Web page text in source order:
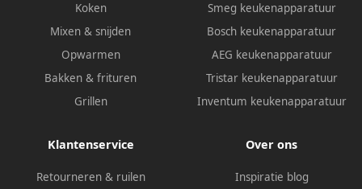
Koken
Mixen & snijden
Opwarmen
Bakken & frituren
Grillen
Smeg keukenapparatuur
Bosch keukenapparatuur
AEG keukenapparatuur
Tristar keukenapparatuur
Inventum keukenapparatuur
Klantenservice
Retourneren & ruilen
Over ons
Inspiratie blog